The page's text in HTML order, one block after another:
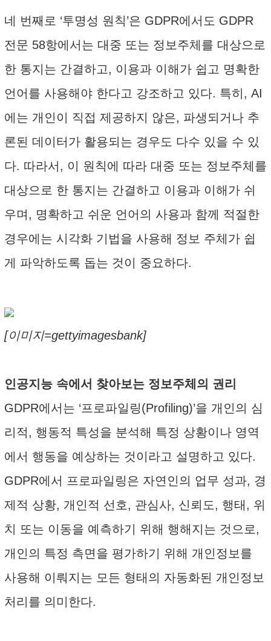
네 번째로 ‘투명성 원칙’은 GDPR에서도 GDPR
전문 58항에서는 대중 또는 정보주체를 대상으로
한 통지는 간결하고, 이용과 이해가 쉽고 명확한
언어를 사용해야 한다고 강조하고 있다. 특히, AI
에는 개인이 직접 제공하지 않은, 파생되거나 추
론된 데이터가 활용되는 경우도 다수 있을 수 있
다. 따라서, 이 원칙에 따라 대중 또는 정보주체를
대상으로 한 통지는 간결하고 이용과 이해가 쉬
우며, 명확하고 쉬운 언어의 사용과 함께 적절한
경우에는 시각화 기법을 사용해 정보 주체가 쉽
게 파악하도록 돕는 것이 중요하다.
[이미지=gettyimagesbank]
인공지능 속에서 찾아보는 정보주체의 권리
GDPR에서는 ‘프로파일링(Profiling)’을 개인의 심
리적, 행동적 특성을 분석해 특정 상황이나 영역
에서 행동을 예상하는 것이라고 설명하고 있다.
GDPR에서 프로파일링은 자연인의 업무 성과, 경
제적 상황, 개인적 선호, 관심사, 신뢰도, 행태, 위
치 또는 이동을 예측하기 위해 행해지는 것으로,
개인의 특정 측면을 평가하기 위해 개인정보를
사용해 이뤄지는 모든 형태의 자동화된 개인정보
처리를 의미한다.